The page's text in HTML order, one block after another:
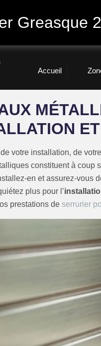
Greasque
Accueil
votre installation, de
constituent à coup
en et assurez-vous
plus pour l’
prestations de serrurier